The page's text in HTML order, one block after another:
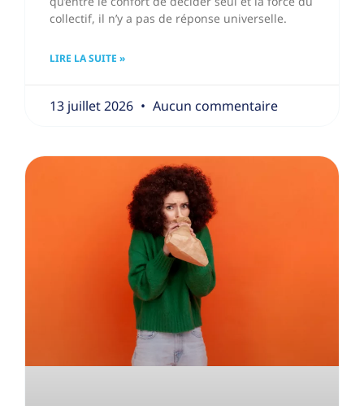
collectif, il n’y a pas de réponse universelle.
LIRE LA SUITE »
13 juillet 2026 Aucun commentaire